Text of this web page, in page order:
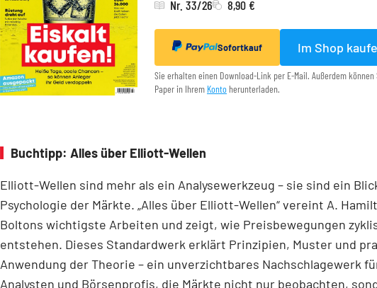
Nr. 33/26 8,90 €
Sofortkauf Im Shop
Sie erhalten einen Download-Link per E-Mail. Außerdem
Paper in Ihrem Konto herunterladen.
Buchtipp: Alles über Elliott-Wellen
Elliott-Wellen sind mehr als ein Analysewerkzeug – sie sind ein
Psychologie der Märkte. „Alles über Elliott-Wellen“ vereint A.
Boltons wichtigste Arbeiten und zeigt, wie Preisbewegungen
entstehen. Dieses Standardwerk erklärt Prinzipien, Muster und
Anwendung der Theorie – ein unverzichtbares Nachschlagewerk
Analysten und Börsenprofis, die Märkte nicht nur beobachten,